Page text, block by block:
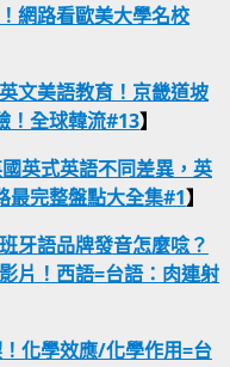
網路看歐美大學名校
文美語教育！京畿道坡
！全球韓流#13】
英式英語不同差異，英
最完整盤點大全集#1】
牙語品牌發音怎麼唸？
片！西語=台語：肉連射
化學效應/化學作用=台